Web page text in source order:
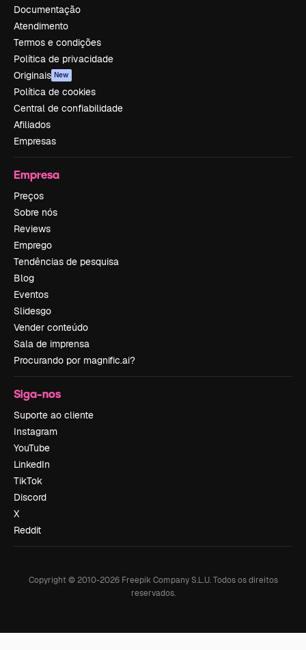
Documentação
Atendimento
Termos e condições
Política de privacidade
Originais New
Política de cookies
Central de confiabilidade
Afiliados
Empresas
Empresa
Preços
Sobre nós
Reviews
Emprego
Tendências de pesquisa
Blog
Eventos
Slidesgo
Vender conteúdo
Sala de imprensa
Procurando por magnific.ai?
Siga-nos
Suporte ao cliente
Instagram
YouTube
LinkedIn
TikTok
Discord
X
Reddit
Copyright © 2010-2026Freepik Company S.L.U. Todos os direitos
reservados.